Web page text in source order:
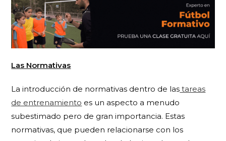
Las Normativas
La introducción de normativas dentro de las tareas
de entrenamiento es un aspecto a menudo
subestimado pero de gran importancia. Estas
normativas, que pueden relacionarse con los